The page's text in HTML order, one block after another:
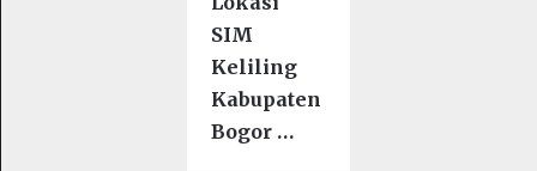
SIM
Keliling
Kabupaten
Bogor …